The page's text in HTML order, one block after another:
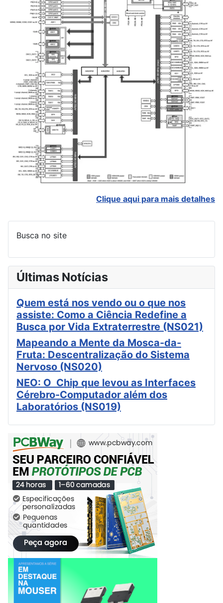
Clique aqui para mais detalhes
Busca no site
Últimas Notícias
Quem está nos vendo ou o que nos
assiste: Como a Ciência Redefine a
Busca por Vida Extraterrestre (NS021)
Mapeando a Mente da Mosca-da-
Fruta: Descentralização do Sistema
Nervoso (NS020)
NEO: O Chip que levou as Interfaces
Cérebro-Computador além dos
Laboratórios (NS019)